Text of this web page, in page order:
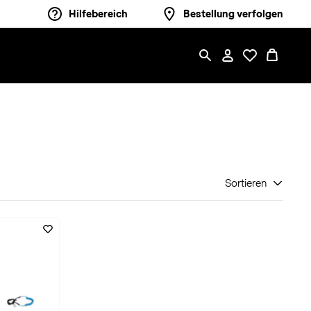
Hilfebereich Bestellung verfolgen
Sortieren